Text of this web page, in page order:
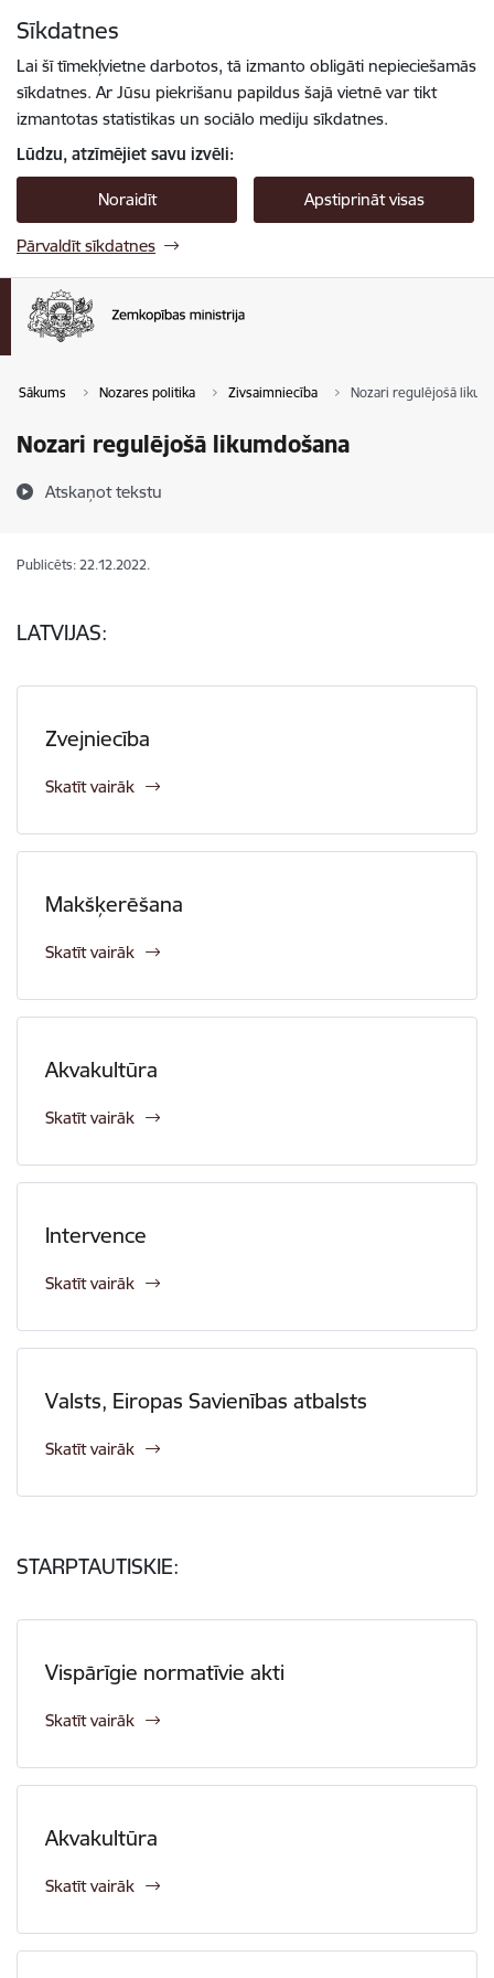
Sīkdatnes
Lai šī tīmekļvietne darbotos, tā izmanto obligāti nepieciešamās
sīkdatnes. Ar Jūsu piekrišanu papildus šajā vietnē var tikt
izmantotas statistikas un sociālo mediju sīkdatnes.
Lūdzu, atzīmējiet savu izvēli:
Noraidīt Apstiprināt visas
Pārvaldīt sīkdatnes
Sākums Nozares politika Zivsaimniecība Nozari regulējošā
Nozari regulējošā likumdošana
Atskaņot tekstu
Publicēts: 22.12.2022.
LATVIJAS:
Zvejniecība
Skatīt vairāk
Makšķerēšana
Skatīt vairāk
Akvakultūra
Skatīt vairāk
Intervence
Skatīt vairāk
Valsts, Eiropas Savienības atbalsts
Skatīt vairāk
STARPTAUTISKIE:
Vispārīgie normatīvie akti
Skatīt vairāk
Akvakultūra
Skatīt vairāk